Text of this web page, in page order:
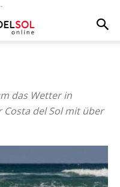
das Wetter in
del Sol mit über